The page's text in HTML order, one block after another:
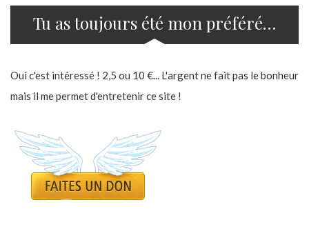
Tu as toujours été mon préféré…
Oui c'est intéressé ! 2,5 ou 10 €... L'argent ne fait pas le bonheur
mais il me permet d'entretenir ce site !